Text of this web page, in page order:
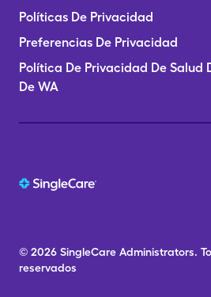
Políticas De Privacidad
Preferencias De Privacidad
Política De Privacidad De Salud
De WA
© 2026 SingleCare Administrators.
reservados